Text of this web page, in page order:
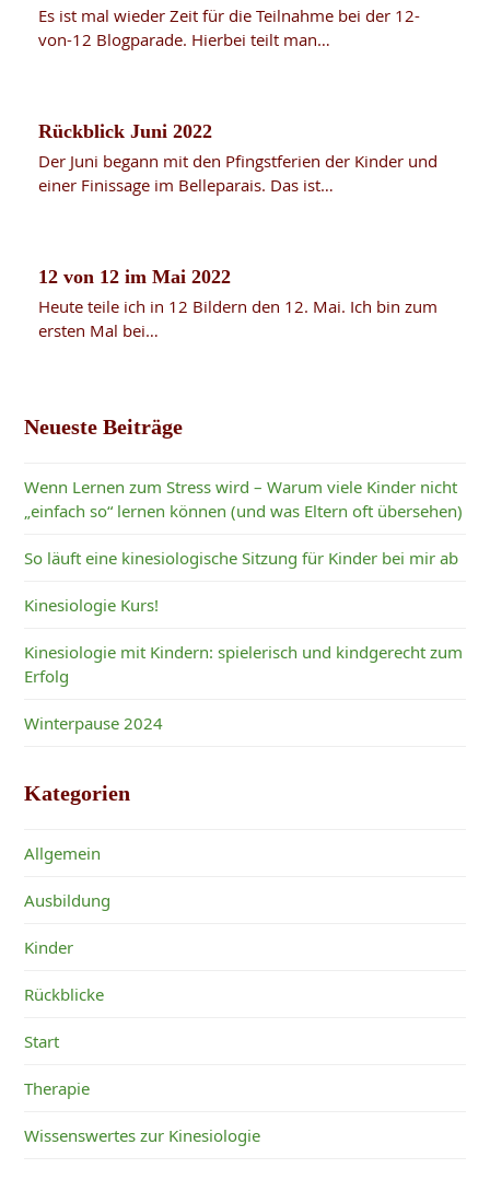
Es ist mal wieder Zeit für die Teilnahme bei der 12-
von-12 Blogparade. Hierbei teilt man…
Rückblick Juni 2022
Der Juni begann mit den Pfingstferien der Kinder und
einer Finissage im Belleparais. Das ist…
12 von 12 im Mai 2022
Heute teile ich in 12 Bildern den 12. Mai. Ich bin zum
ersten Mal bei…
Neueste Beiträge
Wenn Lernen zum Stress wird – Warum viele Kinder nicht
„einfach so“ lernen können (und was Eltern oft übersehen)
So läuft eine kinesiologische Sitzung für Kinder bei mir ab
Kinesiologie Kurs!
Kinesiologie mit Kindern: spielerisch und kindgerecht zum
Erfolg
Winterpause 2024
Kategorien
Allgemein
Ausbildung
Kinder
Rückblicke
Start
Therapie
Wissenswertes zur Kinesiologie